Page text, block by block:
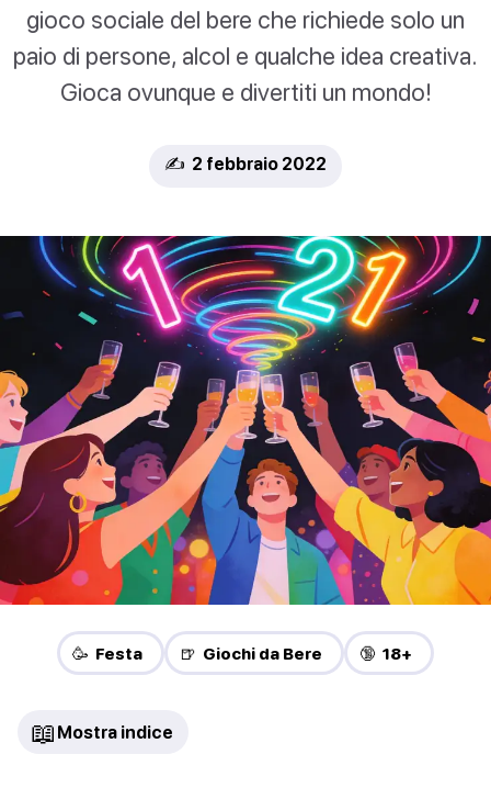
gioco sociale del bere che richiede solo un
paio di persone, alcol e qualche idea creativa.
Gioca ovunque e divertiti un mondo!
✍️ 2 febbraio 2022
🥳 Festa 🍺 Giochi da Bere 🔞 18+
📖 Mostra indice